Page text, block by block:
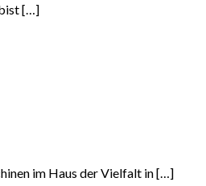
bist […]
im Haus der Vielfalt in […]